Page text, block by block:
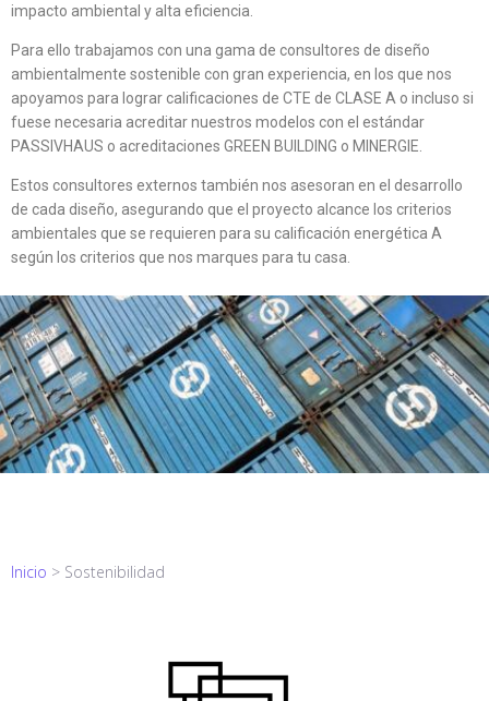
impacto ambiental y alta eficiencia.
Para ello trabajamos con una gama de consultores de diseño
ambientalmente sostenible con gran experiencia, en los que nos
apoyamos para lograr calificaciones de CTE de CLASE A o incluso si
fuese necesaria acreditar nuestros modelos con el estándar
PASSIVHAUS o acreditaciones GREEN BUILDING o MINERGIE.
Estos consultores externos también nos asesoran en el desarrollo
de cada diseño, asegurando que el proyecto alcance los criterios
ambientales que se requieren para su calificación energética A
según los criterios que nos marques para tu casa.
Inicio > Sostenibilidad